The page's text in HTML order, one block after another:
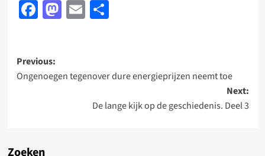
Facebook
Mastodon
EmailDelen
Post
navigation
Previous:
Ongenoegen tegenover dure energieprijzen neemt toe
Next:
De lange kijk op de geschiedenis. Deel 3